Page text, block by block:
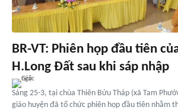
BR-VT: Phiên họp đầu tiên
H.Long Đất sau khi sáp nhập
Sáng 25-3, tại chùa Thiên Bửu Tháp (xã Tam
giáo huyện đã tổ chức phiên họp đầu tiên nhằm